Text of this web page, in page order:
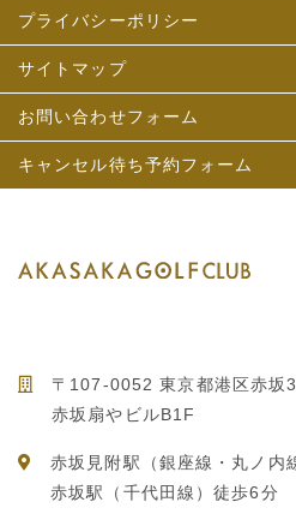
プライバシーポリシー
サイトマップ
お問い合わせフォーム
キャンセル待ち予約フォーム
〒107-0052 東京都港区赤坂
赤坂扇やビルB1F
赤坂見附駅（銀座線・丸ノ内
赤坂駅（千代田線）徒歩6分